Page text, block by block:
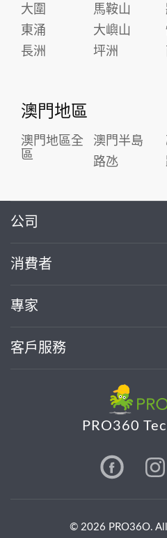
大圍
馬鞍山
東涌
大嶼山
長洲
坪洲
澳門地區
澳門地區全
區
澳門半島
路氹
公司
消費者
專家
客戶服務
PRO360
© 2026 PRO36O.